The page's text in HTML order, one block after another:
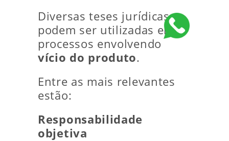
Diversas teses jurídicas
podem ser utilizadas em
processos envolvendo
vício do produto.
Entre as mais relevantes
estão:
Responsabilidade
objetiva